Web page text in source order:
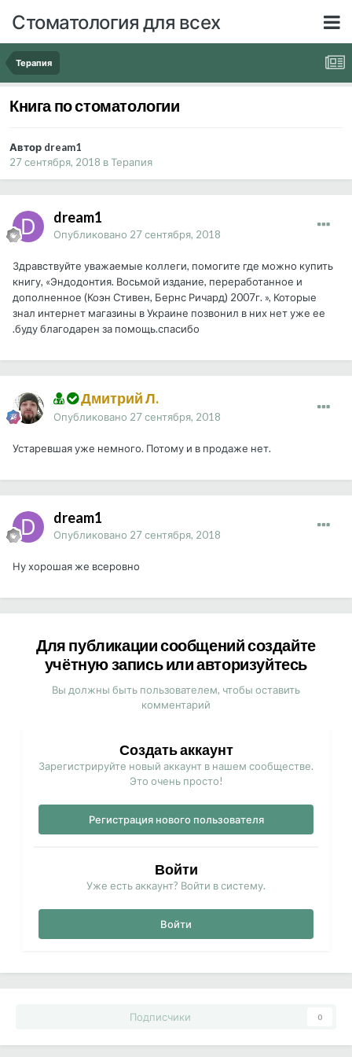
Стоматология для всех
Терапия
Книга по стоматологии
Автор dream1
27 сентября, 2018 вТерапия
dream1
Опубликовано 27 сентября, 2018
Здравствуйте уважаемые коллеги, помогите где можно купить
книгу, «Эндодонтия. Восьмой издание, переработанное и
дополненное (Коэн Стивен, Бернс Ричард) 2007г. », Которые
знал интернет магазины в Украине позвонил в них нет уже ее
.буду благодарен за помощь.спасибо
Дмитрий Л.
Опубликовано 27 сентября, 2018
Устаревшая уже немного. Потому и в продаже нет.
dream1
Опубликовано 27 сентября, 2018
Ну хорошая же всеровно
Для публикации сообщений создайте
учётную запись или авторизуйтесь
Вы должны быть пользователем, чтобы оставить
комментарий
Создать аккаунт
Зарегистрируйте новый аккаунт в нашем сообществе.
Это очень просто!
Регистрация нового пользователя
Войти
Уже есть аккаунт? Войти в систему.
Войти
Подписчики 0